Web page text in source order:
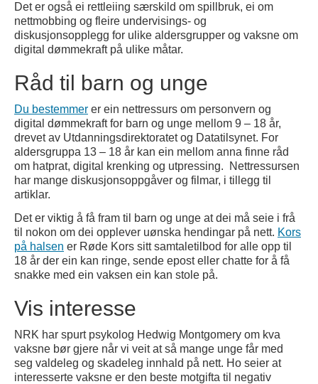
Det er også ei rettleiing særskild om spillbruk, ei om
nettmobbing og fleire undervisings- og
diskusjonsopplegg for ulike aldersgrupper og vaksne om
digital dømmekraft på ulike måtar.
Råd til barn og unge
Du bestemmer er ein nettressurs om personvern og
digital dømmekraft for barn og unge mellom 9 – 18 år,
drevet av Utdanningsdirektoratet og Datatilsynet. For
aldersgruppa 13 – 18 år kan ein mellom anna finne råd
om hatprat, digital krenking og utpressing. Nettressursen
har mange diskusjonsoppgåver og filmar, i tillegg til
artiklar.
Det er viktig å få fram til barn og unge at dei må seie i frå
til nokon om dei opplever uønska hendingar på nett. Kors
på halsen er Røde Kors sitt samtaletilbod for alle opp til
18 år der ein kan ringe, sende epost eller chatte for å få
snakke med ein vaksen ein kan stole på.
Vis interesse
NRK har spurt psykolog Hedwig Montgomery om kva
vaksne bør gjere når vi veit at så mange unge får med
seg valdeleg og skadeleg innhald på nett. Ho seier at
interesserte vaksne er den beste motgifta til negativ